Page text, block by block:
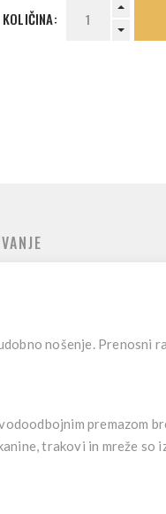
KOLIČINA:
nošenje. Prenosni
premazom
trakovi in mreže so